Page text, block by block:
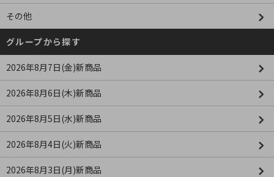
その他
グループから探す
2026年8月7日(金)新商品
2026年8月6日(木)新商品
2026年8月5日(水)新商品
2026年8月4日(火)新商品
2026年8月3日(月)新商品